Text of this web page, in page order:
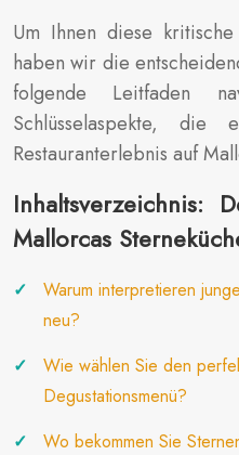
Um Ihnen diese
haben wir die
folgende Leitfaden
Schlüsselaspekte, die
Restauranterlebnis auf
Inhaltsverzeichnis:
Mallorcas
Warum interpretieren
neu?
Wie wählen Sie den
Degustationsmenü?
Wo bekommen Sie